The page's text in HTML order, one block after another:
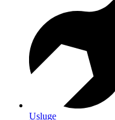
Usluge